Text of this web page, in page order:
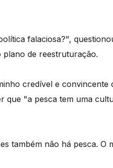
falaciosa?",
plano de reestruturação.
credível e convincente
que "a pesca tem uma
também não há pesca. O